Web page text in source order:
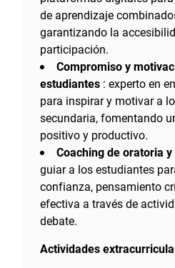
de aprendizaje
garantizando la
participación.
Compromiso y
estudiantes : experto en
para inspirar y motivar a
secundaria, fomentando
positivo y productivo.
Coaching de oratoria
guiar a los estudiantes
confianza, pensamiento
efectiva a través de
debate.
Actividades